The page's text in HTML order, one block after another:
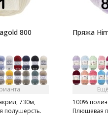
800
730м,
полушерсть.
Пряжа
100%
Плюшевая